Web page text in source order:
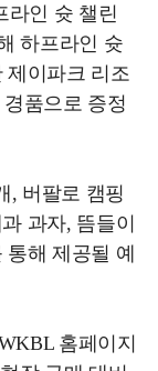
라인 슛 챌린
하프라인 슛
제이파크 리조
품으로 증정
, 버팔로 캠핑
과자, 뜸들이
통해 제공될 예
홈페이지